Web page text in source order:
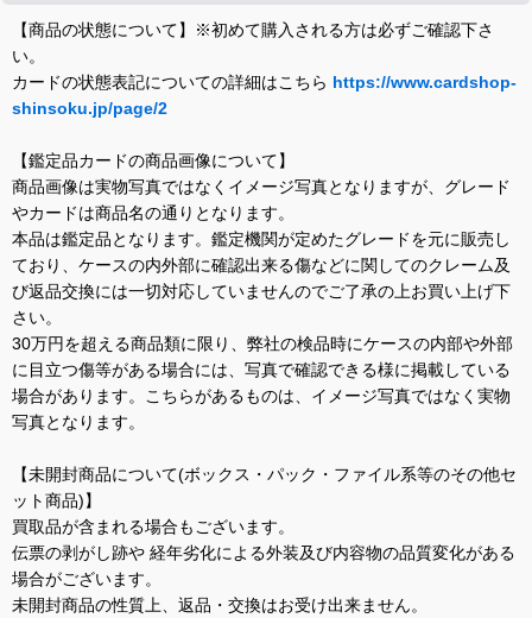
【商品の状態について】※初めて購入される方は必ずご確認下さ
い。
カードの状態表記についての詳細はこちら https://www.cardshop-
shinsoku.jp/page/2
【鑑定品カードの商品画像について】
商品画像は実物写真ではなくイメージ写真となりますが、グレード
やカードは商品名の通りとなります。
本品は鑑定品となります。鑑定機関が定めたグレードを元に販売し
ており、ケースの内外部に確認出来る傷などに関してのクレーム及
び返品交換には一切対応していませんのでご了承の上お買い上げ下
さい。
30万円を超える商品類に限り、弊社の検品時にケースの内部や外部
に目立つ傷等がある場合には、写真で確認できる様に掲載している
場合があります。こちらがあるものは、イメージ写真ではなく実物
写真となります。
【未開封商品について(ボックス・パック・ファイル系等のその他セ
ット商品)】
買取品が含まれる場合もございます。
伝票の剥がし跡や 経年劣化による外装及び内容物の品質変化がある
場合がございます。
未開封商品の性質上、返品・交換はお受け出来ません。